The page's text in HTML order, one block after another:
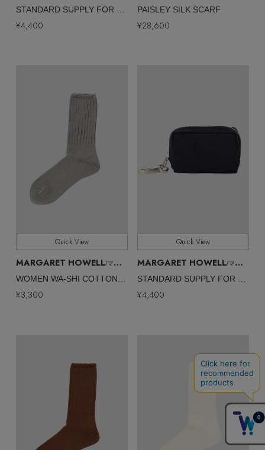
PAISLEY SILK SCARF
¥28,600
¥4,400
Quick View
MARGARET HOWELL/マーガレット・ハウエル
STANDARD SUPPLY FOR MHL.
¥4,400
Quick View
MARGARET HOWELL/マーガレット・ハウエル
WOMEN WA-SHI COTTON RIB SOCKS
¥3,300